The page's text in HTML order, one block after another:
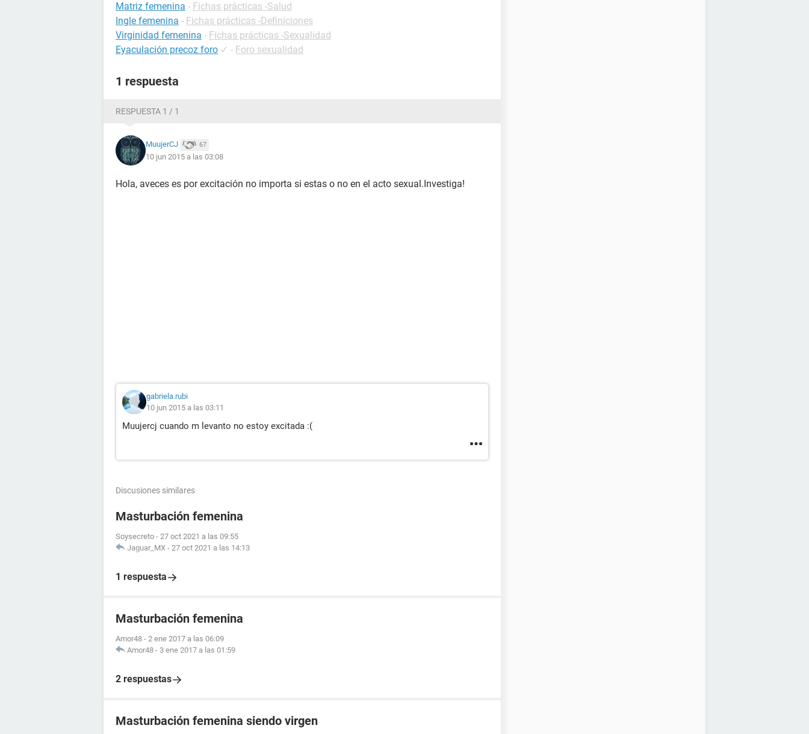
Matriz femenina - Fichas prácticas -Salud
Ingle femenina - Fichas prácticas -Definiciones
Virginidad femenina - Fichas prácticas -Sexualidad
Eyaculación precoz foro ✓ - Foro sexualidad
1 respuesta
RESPUESTA 1 / 1
MuujerCJ 67
10 jun 2015 a las 03:08
Hola, aveces es por excitación no importa si estas o no en el acto sexual.Investiga!
gabriela.rubi
10 jun 2015 a las 03:11
Muujercj cuando m levanto no estoy excitada :(
Discusiones similares
Masturbación femenina
Soysecreto - 27 oct 2021 a las 09:55
Jaguar_MX - 27 oct 2021 a las 14:13
1 respuesta
Masturbación femenina
Amor48 - 2 ene 2017 a las 06:09
Amor48 - 3 ene 2017 a las 01:59
2 respuestas
Masturbación femenina siendo virgen